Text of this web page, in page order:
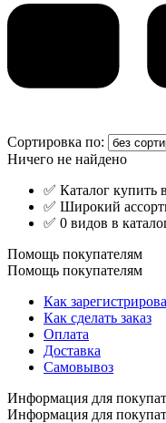
Сортировка по:
Ничего не найдено
✅ Каталог купить
✅ Широкий
✅ 0 видов в
Помощь покупателям
Помощь покупателям
Как
Как сделать заказ
Оплата
Доставка
Самовывоз
Информация для
Информация для